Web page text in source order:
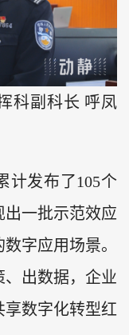
科副科长 呼凤
计发布了105个
出一批示范效应
字应用场景。
出数据，企业
数字化转型红